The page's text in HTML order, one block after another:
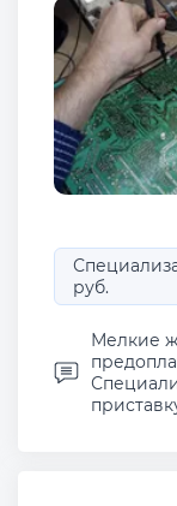
руб.
Мелкие